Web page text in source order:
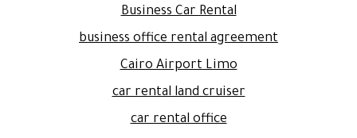
Business Car Rental
business office rental agreement
Cairo Airport Limo
car rental land cruiser
car rental office